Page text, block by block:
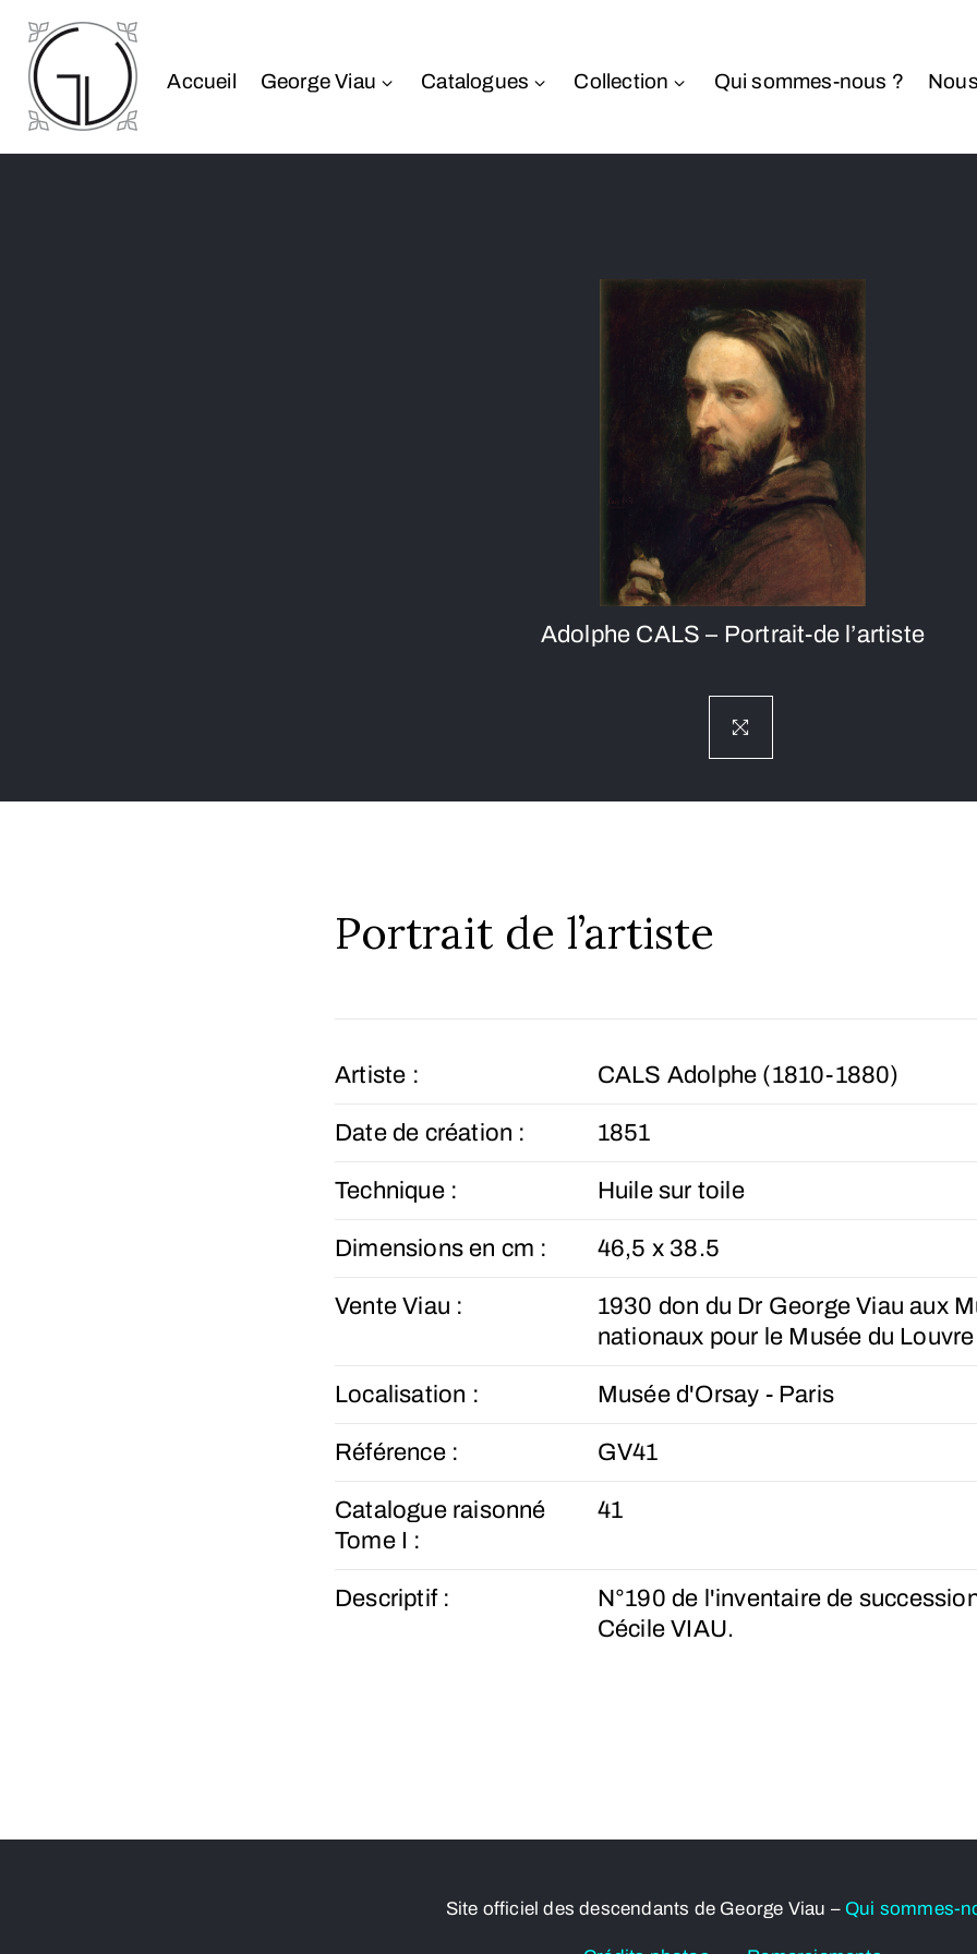
Accueil George Viau Catalogues Collection Qui sommes-nous ?
Adolphe CALS – Portrait-de l’artiste
Portrait de l’artiste
Artiste : CALS Adolphe (1810-1880)
Date de création : 1851
Technique : Huile sur toile
Dimensions en cm : 46,5 x 38.5
Vente Viau :
1930 don du Dr George Viau aux
nationaux pour le Musée du Louvre
Localisation : Musée d'Orsay - Paris
Référence : GV41
Catalogue raisonné
Tome I :
41
Descriptif :
N°190 de l'inventaire de
Cécile VIAU.
Site officiel des descendants de George Viau – Qui sommes-